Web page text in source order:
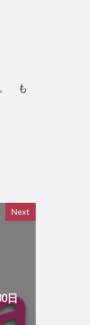
。 も
Next
日